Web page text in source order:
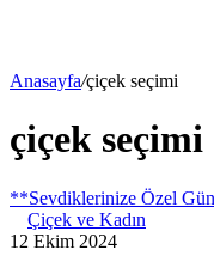
Anasayfa/çiçek seçimi
çiçek seçimi
**Sevdiklerinize Özel
Çiçek ve Kadın
12 Ekim 2024